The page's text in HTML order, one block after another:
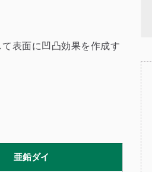
表面に凹凸効果を作成す
亜鉛ダイ